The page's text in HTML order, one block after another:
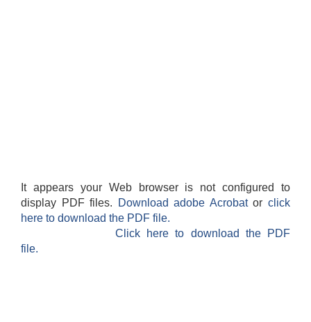
It appears your Web browser is not configured to
display PDF files.
Download adobe Acrobatorclick
here to download the PDF file.
Click here to download the PDF
file.